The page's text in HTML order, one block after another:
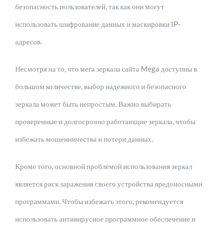
безопасность пользователей, так как они могут
использовать шифрование данных и маскировки IP-
адресов.
Несмотря на то, что мега зеркала сайта Mega доступны в
большом количестве, выбор надежного и безопасного
зеркала может быть непростым. Важно выбирать
проверенные и долгосрочно работающие зеркала, чтобы
избежать мошенничества и потери данных.
Кроме того, основной проблемой использования зеркал
является риск заражения своего устройства вредоносными
программами. Чтобы избежать этого, рекомендуется
использовать антивирусное программное обеспечение и